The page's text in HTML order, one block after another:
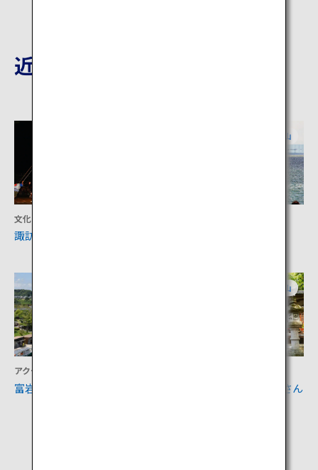
近隣の観光地
文化
諏訪神社
富山
アクティビティ
富岩運河環水公園
富山
大岩山日石寺（おおいわさん